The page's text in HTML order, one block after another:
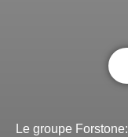
Le groupe Forstone: